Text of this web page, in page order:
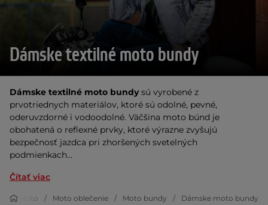
Dámske textilné moto bundy
Dámske textilné moto bundysú vyrobené z
prvotriednych materiálov, ktoré sú odolné, pevné,
oderuvzdorné i vodoodolné. Väčšina moto búnd je
obohatená o reflexné prvky, ktoré výrazne zvyšujú
bezpečnosť jazdca pri zhoršených svetelných
podmienkach...
Čítať viac
Moto Moto oblečenie Moto bundy Dámske moto bundy